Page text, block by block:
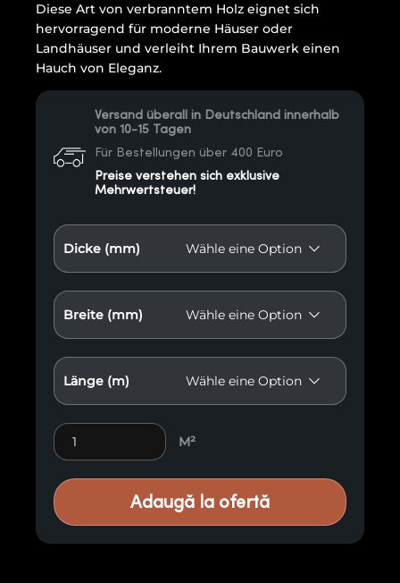
Diese Art von verbranntem Holz eignet sich
hervorragend für moderne Häuser oder
Landhäuser und verleiht Ihrem Bauwerk einen
Hauch von Eleganz.
Versand überall in Deutschland innerhalb
von 10-15 Tagen
Für Bestellungen über 400 Euro
Preise verstehen sich exklusive
Mehrwertsteuer!
Dicke (mm)
Breite (mm)
Länge (m)
Verbranntes Holz A1 Menge
M²
Adaugă la ofertă